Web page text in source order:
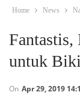
Home News
untuk
On Apr 29, 2019